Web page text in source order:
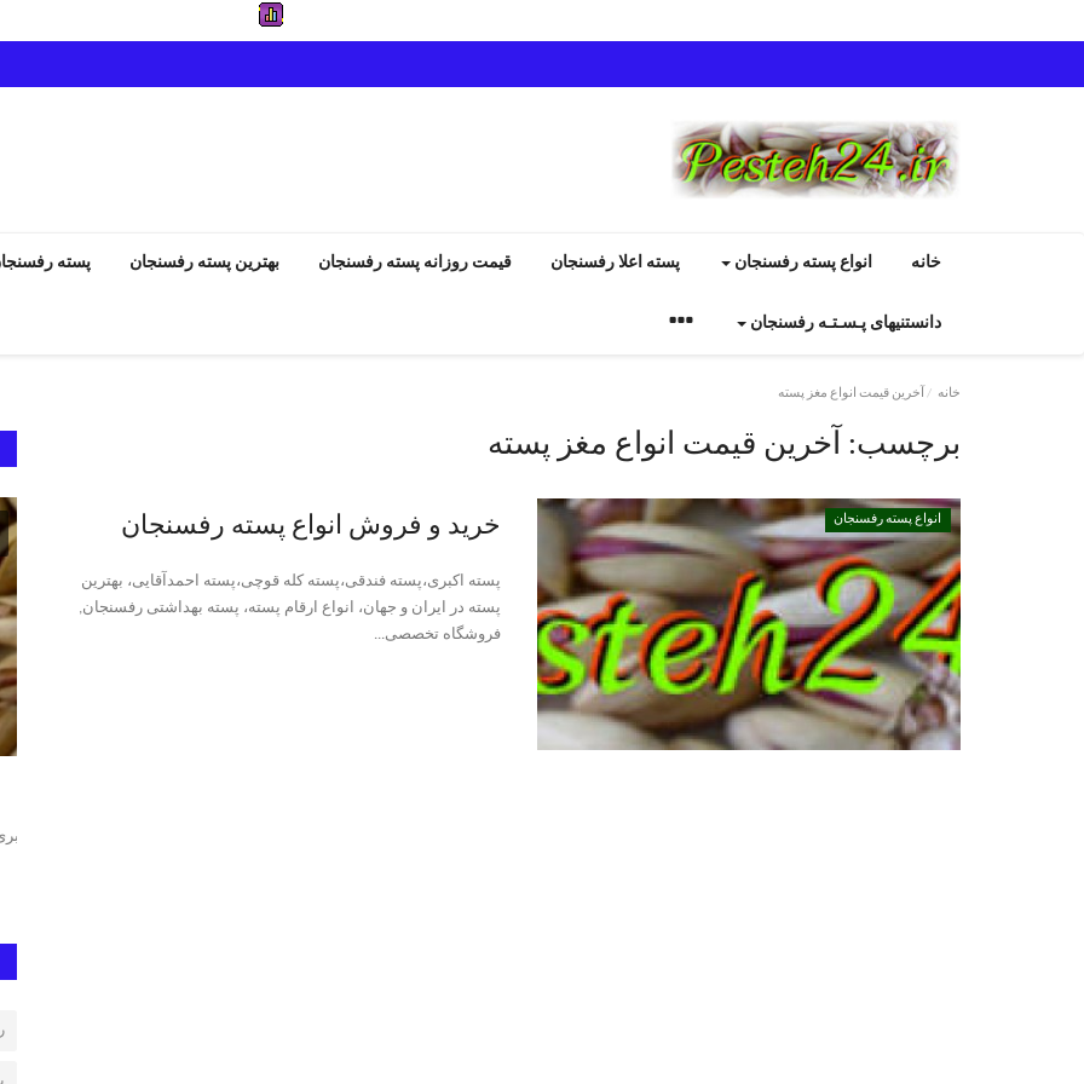
خانه انواع پسته رفسنجان پسته اعلا رفسنجان قیمت روزانه پسته رفسنجان بهترین پسته رفسنجان پسته
دانستنیهای پـسـتـه رفسنجان
خانه آخرین قیمت انواع مغز پسته
برچسب: آخرین قیمت انواع مغز پسته
انواع پسته رفسنجان خرید و فروش انواع پسته رفسنجان
پسته اکبری،پسته فندقی،پسته کله قوچی،پسته احمدآقایی، بهترین
پسته در ایران و جهان، انواع ارقام پسته، پسته بهداشتی رفسنجان,
فروشگاه تخصصی...
انواع پسته رفسنجان انواع پسته رفسنجان